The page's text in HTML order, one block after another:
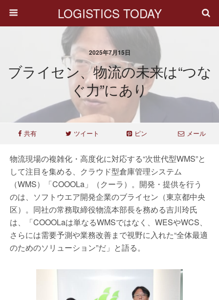
LOGISTICS TODAY
2025年7月15日
ブライセン、物流の未来は“つな
ぐ力”にあり
共有 ツイート ピン メール
物流現場の複雑化・高度化に対応する“次世代型WMS”と
して注目を集める、クラウド型倉庫管理システム
（WMS）「COOOLa」（クーラ）。開発・提供を行う
のは、ソフトウエア開発企業のブライセン（東京都中央
区）。同社の常務取締役物流本部長を務める吉川玲氏
は、「COOOLaは単なるWMSではなく、WESやWCS、
さらには需要予測や業務改善まで視野に入れた“全体最適
のためのソリューション”だ」と語る。